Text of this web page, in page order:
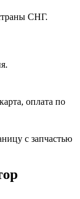
СНГ.
оплата по
с запчастью